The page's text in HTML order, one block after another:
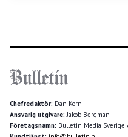
Chefredaktör: Dan Korn
Ansvarig utgivare: Jakob Bergman
Företagsnamn: Bulletin Media Sverige